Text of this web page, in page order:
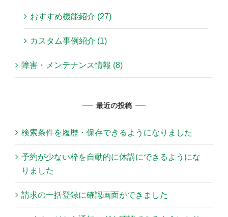
おすすめ機能紹介 (27)
カスタム事例紹介 (1)
障害・メンテナンス情報 (8)
最近の投稿
検索条件を履歴・保存できるようになりました
予約が少ない枠を自動的に休講にできるようにな
りました
請求の一括登録に確認画面ができました